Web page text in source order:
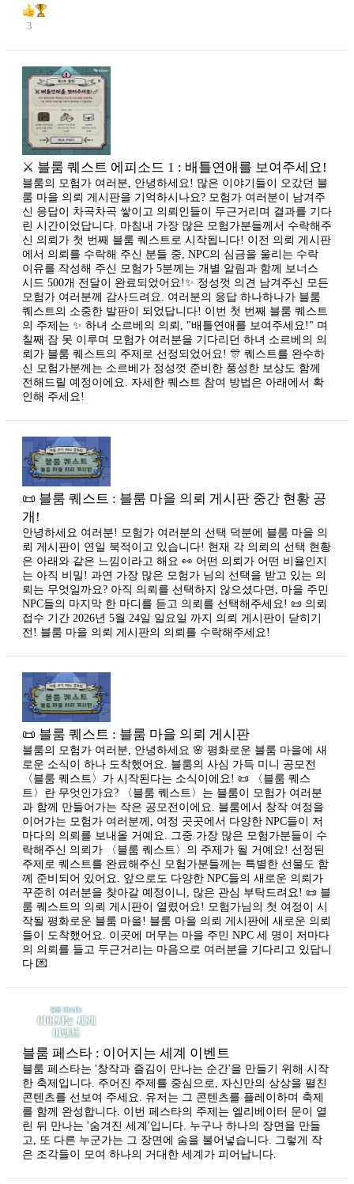
3
⚔️ 블룸 퀘스트 에피소드 1 : 배틀연애를 보여주세요!
블룸의 모험가 여러분, 안녕하세요! 많은 이야기들이 오갔던 블
룸 마을 의뢰 게시판을 기억하시나요? 모험가 여러분이 남겨주
신 응답이 차곡차곡 쌓이고 의뢰인들이 두근거리며 결과를 기다
린 시간이었답니다. 마침내 가장 많은 모험가분들께서 수락해주
신 의뢰가 첫 번째 블룸 퀘스트로 시작됩니다! 이전 의뢰 게시판
에서 의뢰를 수락해 주신 분들 중, NPC의 심금을 울리는 수락
이유를 작성해 주신 모험가 5분께는 개별 알림과 함께 보너스
시드 500개 전달이 완료되었어요!✨ 정성껏 의견 남겨주신 모든
모험가 여러분께 감사드려요. 여러분의 응답 하나하나가 블룸
퀘스트의 소중한 발판이 되었답니다! 이번 첫 번째 블룸 퀘스트
의 주제는 ✨ 하녀 소르베의 의뢰, "배틀연애를 보여주세요!" 며
칠째 잠 못 이루며 모험가 여러분을 기다리던 하녀 소르베의 의
뢰가 블룸 퀘스트의 주제로 선정되었어요! 🎊 퀘스트를 완수하
신 모험가분께는 소르베가 정성껏 준비한 풍성한 보상도 함께
전해드릴 예정이에요. 자세한 퀘스트 참여 방법은 아래에서 확
인해 주세요!
📜 블룸 퀘스트 : 블룸 마을 의뢰 게시판 중간 현황 공
개!
안녕하세요 여러분! 모험가 여러분의 선택 덕분에 블룸 마을 의
뢰 게시판이 연일 북적이고 있습니다! 현재 각 의뢰의 선택 현황
은 아래와 같은 느낌이라고 해요 👀 어떤 의뢰가 어떤 비율인지
는 아직 비밀! 과연 가장 많은 모험가 님의 선택을 받고 있는 의
뢰는 무엇일까요? 아직 의뢰를 선택하지 않으셨다면, 마을 주민
NPC들의 마지막 한 마디를 듣고 의뢰를 선택해주세요! 📜 의뢰
접수 기간 2026년 5월 24일 일요일 까지 의뢰 게시판이 닫히기
전! 블룸 마을 의뢰 게시판의 의뢰를 수락해주세요!
📜 블룸 퀘스트 : 블룸 마을 의뢰 게시판
블룸의 모험가 여러분, 안녕하세요 🌸 평화로운 블룸 마을에 새
로운 소식이 하나 도착했어요. 블룸의 사심 가득 미니 공모전
〈블룸 퀘스트〉가 시작된다는 소식이에요! 📜 〈블룸 퀘스
트〉란 무엇인가요? 〈블룸 퀘스트〉는 블룸이 모험가 여러분
과 함께 만들어가는 작은 공모전이에요. 블룸에서 창작 여정을
이어가는 모험가 여러분께, 여정 곳곳에서 다양한 NPC들이 저
마다의 의뢰를 보내올 거예요. 그중 가장 많은 모험가분들이 수
락해주신 의뢰가 〈블룸 퀘스트〉의 주제가 될 거예요! 선정된
주제로 퀘스트를 완료해주신 모험가분들께는 특별한 선물도 함
께 준비되어 있어요. 앞으로도 다양한 NPC들의 새로운 의뢰가
꾸준히 여러분을 찾아갈 예정이니, 많은 관심 부탁드려요! 📜 블
룸 퀘스트의 의뢰 게시판이 열렸어요! 모험가님의 첫 여정이 시
작될 평화로운 블룸 마을! 블룸 마을 의뢰 게시판에 새로운 의뢰
들이 도착했어요. 이곳에 머무는 마을 주민 NPC 세 명이 저마다
의 의뢰를 들고 두근거리는 마음으로 여러분을 기다리고 있답니
다 💌
블룸 페스타 : 이어지는 세계 이벤트
블룸 페스타는 '창작과 즐김이 만나는 순간'을 만들기 위해 시작
한 축제입니다. 주어진 주제를 중심으로, 자신만의 상상을 펼친
콘텐츠를 선보여 주세요. 유저는 그 콘텐츠를 플레이하며 축제
를 함께 완성합니다. 이번 페스타의 주제는 엘리베이터 문이 열
린 뒤 만나는 '숨겨진 세계'입니다. 누구나 하나의 장면을 만들
고, 또 다른 누군가는 그 장면에 숨을 불어넣습니다. 그렇게 작
은 조각들이 모여 하나의 거대한 세계가 피어납니다.